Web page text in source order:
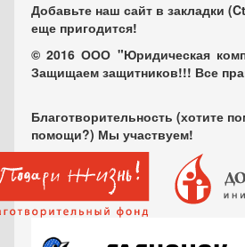
Добавьте наш сайт в закладки
еще пригодится!
© 2016 ООО "Юридическая
Защищаем защитников!!! Все
Благотворительность (хотите
помощи?) Мы участвуем!